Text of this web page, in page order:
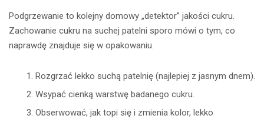
Podgrzewanie to kolejny domowy „detektor” jakości cukru.
Zachowanie cukru na suchej patelni sporo mówi o tym, co
naprawdę znajduje się w opakowaniu.
Rozgrzać lekko suchą patelnię (najlepiej z jasnym dnem).
Wsypać cienką warstwę badanego cukru.
Obserwować, jak topi się i zmienia kolor, lekko